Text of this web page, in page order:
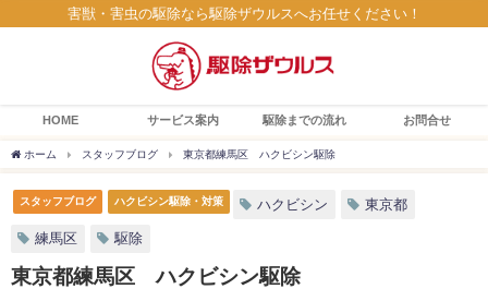
害獣・害虫の駆除なら駆除ザウルスへお任せください！
HOME サービス案内 駆除までの流れ お問合せ
ホーム スタッフブログ 東京都練馬区 ハクビシン駆除
スタッフブログ ハクビシン駆除・対策 ハクビシン 東京都
練馬区 駆除
東京都練馬区 ハクビシン駆除